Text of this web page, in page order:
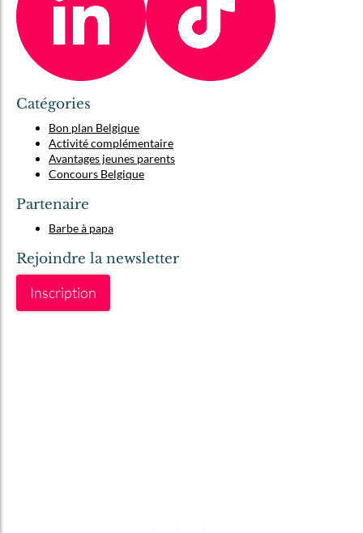
Catégories
Bon plan Belgique
Activité complémentaire
Avantages jeunes parents
Concours Belgique
Partenaire
Barbe à papa
Rejoindre la newsletter
Inscription